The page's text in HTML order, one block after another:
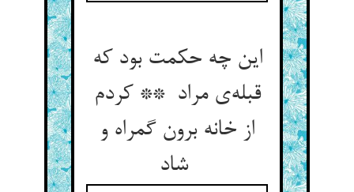
این چه حکمت بود که
قبله‌ی مراد ** کردم
از خانه برون گمراه و
شاد